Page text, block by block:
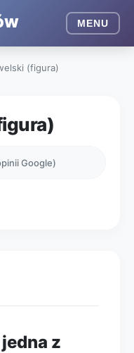
MENU
(figura)
Google)
z